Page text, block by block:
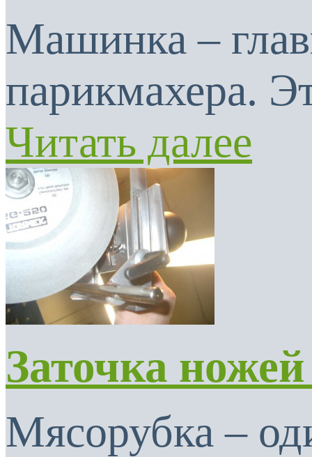
Машинка –
парикмахера.
Читать далее
Заточка
Мясорубка –